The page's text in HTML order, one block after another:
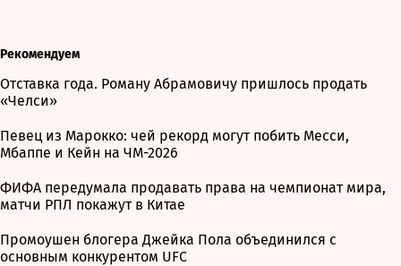
Рекомендуем
Отставка года. Роману Абрамовичу пришлось продать
«Челси»
Певец из Марокко: чей рекорд могут побить Месси,
Мбаппе и Кейн на ЧМ-2026
ФИФА передумала продавать права на чемпионат мира,
матчи РПЛ покажут в Китае
Промоушен блогера Джейка Пола объединился с
основным конкурентом UFC